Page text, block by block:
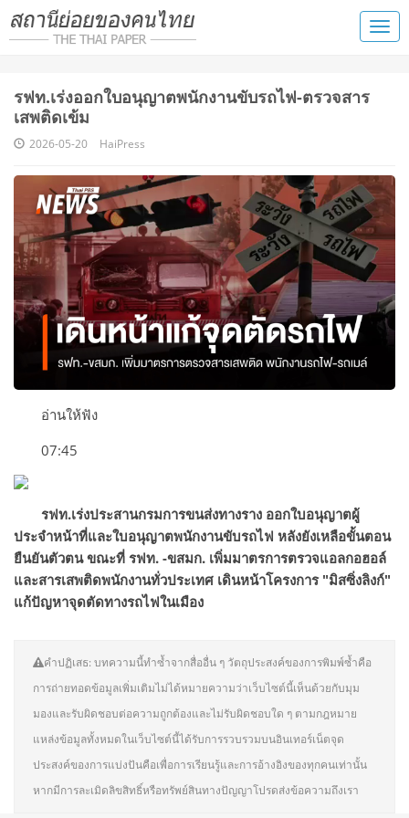
รฟท.เร่งออกใบอนุญาตพนักงานขับรถไฟ-ตรวจสาร
เสพติดเข้ม
2026-05-20 HaiPress
อ่านให้ฟัง
07:45
รฟท.เร่งประสานกรมการขนส่งทางราง ออกใบอนุญาตผู้
ประจำหน้าที่และใบอนุญาตพนักงานขับรถไฟ หลังยังเหลือขั้นตอน
ยืนยันตัวตน ขณะที่ รฟท. -ขสมก. เพิ่มมาตรการตรวจแอลกอฮอล์
และสารเสพติดพนักงานทั่วประเทศ เดินหน้าโครงการ "มิสซิ่งลิงก์"
แก้ปัญหาจุดตัดทางรถไฟในเมือง
คำปฏิเสธ: บทความนี้ทำซ้ำจากสื่ออื่น ๆ วัตถุประสงค์ของการพิมพ์ซ้ำคือ
การถ่ายทอดข้อมูลเพิ่มเติมไม่ได้หมายความว่าเว็บไซต์นี้เห็นด้วยกับมุม
มองและรับผิดชอบต่อความถูกต้องและไม่รับผิดชอบใด ๆ ตามกฎหมาย
แหล่งข้อมูลทั้งหมดในเว็บไซต์นี้ได้รับการรวบรวมบนอินเทอร์เน็ตจุด
ประสงค์ของการแบ่งปันคือเพื่อการเรียนรู้และการอ้างอิงของทุกคนเท่านั้น
หากมีการละเมิดลิขสิทธิ์หรือทรัพย์สินทางปัญญาโปรดส่งข้อความถึงเรา